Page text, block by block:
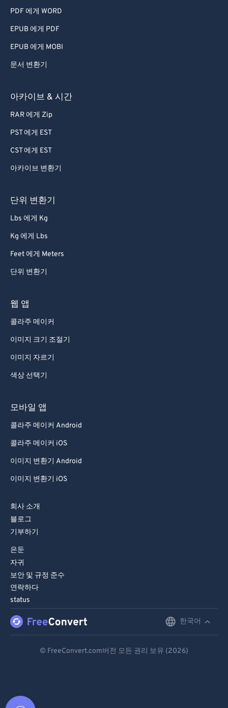
PDF 에게 WORD
EPUB 에게 PDF
EPUB 에게 MOBI
문서 변환기
아카이브 & 시간
RAR 에게 Zip
PST 에게 EST
CST 에게 EST
아카이브 변환기
단위 변환기
Lbs 에게 Kg
Kg 에게 Lbs
Feet 에게 Meters
단위 변환기
웹 앱
콜라주 메이커
이미지 크기 조절기
이미지 자르기
색상 선택기
모바일 앱
콜라주 메이커 Android
콜라주 메이커 iOS
이미지 변환기 Android
이미지 변환기 iOS
회사 소개
블로그
기부하기
은둔
자귀
보안 및 규정 준수
연락하다
status
한국어
© FreeConvert.com버전 모든 권리 보유 (2026)